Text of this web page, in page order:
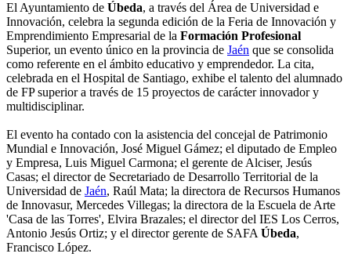
El Ayuntamiento de Úbeda, a través del Área de Universidad e
Innovación, celebra la segunda edición de la Feria de Innovación y
Emprendimiento Empresarial de la Formación Profesional
Superior, un evento único en la provincia de Jaén que se consolida
como referente en el ámbito educativo y emprendedor. La cita,
celebrada en el Hospital de Santiago, exhibe el talento del alumnado
de FP superior a través de 15 proyectos de carácter innovador y
multidisciplinar.
El evento ha contado con la asistencia del concejal de Patrimonio
Mundial e Innovación, José Miguel Gámez; el diputado de Empleo
y Empresa, Luis Miguel Carmona; el gerente de Alciser, Jesús
Casas; el director de Secretariado de Desarrollo Territorial de la
Universidad de Jaén, Raúl Mata; la directora de Recursos Humanos
de Innovasur, Mercedes Villegas; la directora de la Escuela de Arte
'Casa de las Torres', Elvira Brazales; el director del IES Los Cerros,
Antonio Jesús Ortiz; y el director gerente de SAFA Úbeda,
Francisco López.